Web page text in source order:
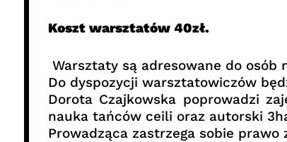
Koszt warsztatów 40zł.
Warsztaty są adresowane do
Do dyspozycji warsztatowiczów
Dorota Czajkowska poprowadzi
nauka tańców ceili oraz autorski
Prowadząca zastrzega sobie prawo